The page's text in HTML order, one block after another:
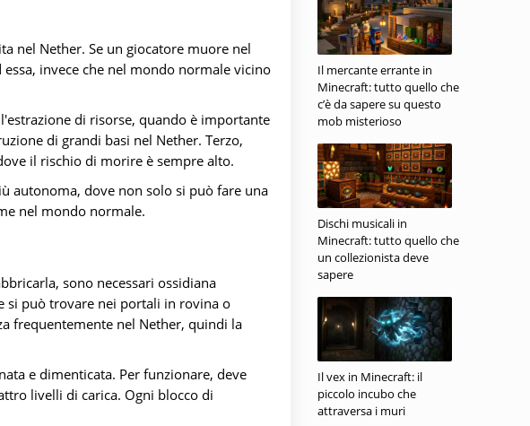
nel Nether. Se un giocatore muore nel
invece che nel mondo normale vicino
di risorse, quando è importante
di grandi basi nel Nether. Terzo,
il rischio di morire è sempre alto.
autonoma, dove non solo si può fare una
nel mondo normale.
sono necessari ossidiana
si può trovare nei portali in rovina o
frequentemente nel Nether, quindi la
e dimenticata. Per funzionare, deve
livelli di carica. Ogni blocco di
Il mercante errante in
Minecraft: tutto quello che
c’è da sapere su questo
mob misterioso
Dischi musicali in
Minecraft: tutto quello che
un collezionista deve
sapere
Il vex in Minecraft: il
piccolo incubo che
attraversa i muri